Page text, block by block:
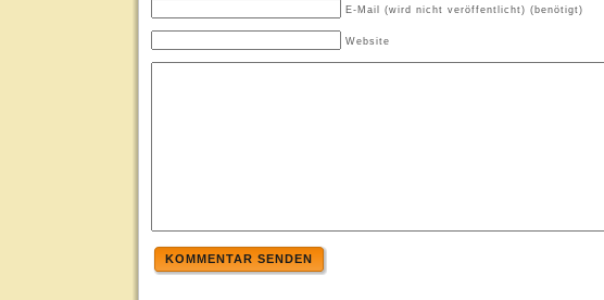
E-Mail (wird nicht veröffentlicht) (benötigt)
Website
KOMMENTAR SENDEN